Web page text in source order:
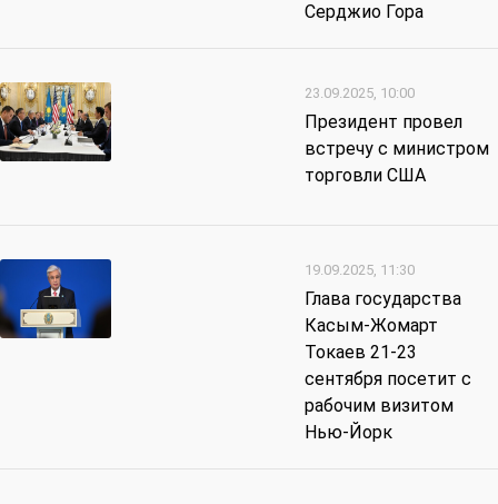
Серджио Гора
23.09.2025, 10:00
Президент провел
встречу с министром
торговли США
19.09.2025, 11:30
Глава государства
Касым-Жомарт
Токаев 21-23
сентября посетит с
рабочим визитом
Нью-Йорк